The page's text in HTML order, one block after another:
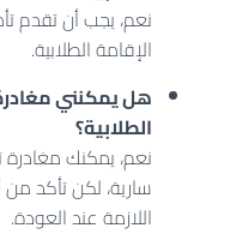
نعم، يجب أن تقدم
الإقامة الطلابية.
هل يمكنني مغادرة
الطلابية؟
نعم، يمكنك مغادرة
سارية، لكن تأكد
اللازمة عند العودة.